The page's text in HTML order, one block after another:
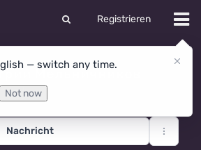
Registrieren
— switch any time.
Not now
Мельничников
· Russland
Nachricht